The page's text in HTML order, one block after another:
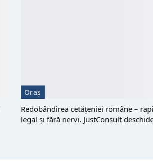
Oraș
Redobândirea cetățeniei române –
legal și fără nervi. JustConsult